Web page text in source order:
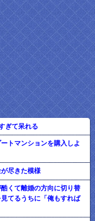
ぎて呆れる
トマンションを購入しよ
尽きた模様
くて離婚の方向に切り替
てるうちに「俺もすれば